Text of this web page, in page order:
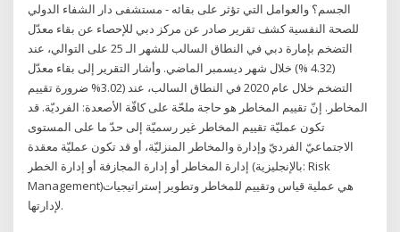
الجسم؟ والعوامل التي تؤثر على بقائه - مستشفى دار الشفاء الدولي
للصحة النفسية كشف تقرير صادر عن مركز دبي للإحصاء عن بقاء معدّل
التضخم بإمارة دبي في النطاق السالب للشهر الـ 25 على التوالي، عند
(4.32 %) خلال شهر ديسمبر الماضي. وأشار التقرير إلى بقاء معدّل
التضخم خلال عام 2020 في النطاق السالب، عند (3.02% ضرورة تقييم
المخاطر. إنّ تقييم المخاطر هو حاجة ملحّة على كافّة الأصعدة: الفرديّة. قد
تكون عمليّة تقييم المخاطر غير رسميّة إلى حدّ ما على المستوى
الاجتماعيّ الفرديّ وإدارة والمخاطر المنزليّة، أو قد تكون عمليّة معقدة
إدارة المخاطر أو إدارة المجازفة أو إدارة الخطر (بالإنجليزية: Risk
Management)‏ هي عملية قياس وتقييم للمخاطر وتطوير إستراتيجيات
لإدارتها.